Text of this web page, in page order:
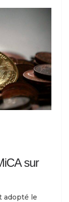
sur
adopté le